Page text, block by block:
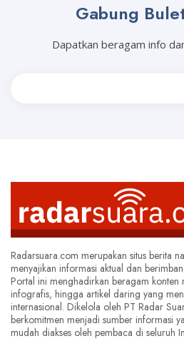
Gabung
Dapatkan beragam info
Radarsuara.com merupakan situs berita
menyajikan informasi aktual dan
Portal ini menghadirkan beragam
infografis, hingga artikel daring yang
internasional. Dikelola oleh PT Radar
berkomitmen menjadi sumber informasi
mudah diakses oleh pembaca di seluruh